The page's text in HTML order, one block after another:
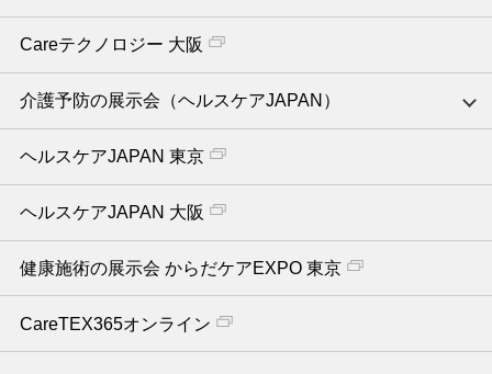
Careテクノロジー 大阪
介護予防の展示会（ヘルスケアJAPAN）
ヘルスケアJAPAN 東京
ヘルスケアJAPAN 大阪
健康施術の展示会 からだケアEXPO 東京
CareTEX365オンライン